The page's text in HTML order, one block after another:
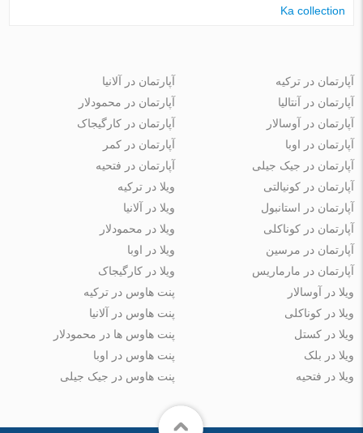
Ka collection
آپارتمان در ترکیه
آپارتمان در آنتالیا
آپارتمان در آوسالار
آپارتمان در اوبا
آپارتمان در جیک جیلی
آپارتمان در آلانیا
آپارتمان در محمودلار
آپارتمان در کارگیجاک
آپارتمان در کمر
آپارتمان در فتحیه
آپارتمان در کونیالتی
آپارتمان در استانبول
آپارتمان در کوناکلی
آپارتمان در مرسین
آپارتمان در مارماریس
ویلا در ترکیه
ویلا در آلانیا
ویلا در محمودلار
ویلا در اوبا
ویلا در کارگیجاک
ویلا در آوسالار
ویلا در کوناکلی
ویلا در کستل
ویلا در بلک
ویلا در فتحیه
پنت هاوس در ترکیه
پنت هاوس در آلانیا
پنت هاوس ها در محمودلار
پنت هاوس در اوبا
پنت هاوس در جیک جیلی